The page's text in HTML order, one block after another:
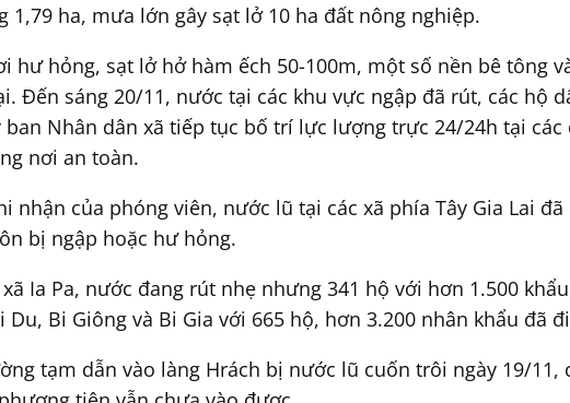
1,79 ha, mưa lớn gây sạt lở 10 ha đất nông nghiệp.
hư hỏng, sạt lở hở hàm ếch 50-100m, một số nền bê tông
Đến sáng 20/11, nước tại các khu vực ngập đã rút, các hộ
Nhân dân xã tiếp tục bố trí lực lượng trực 24/24h tại
nơi an toàn.
nhận của phóng viên, nước lũ tại các xã phía Tây Gia Lai
bị ngập hoặc hư hỏng.
Ia Pa, nước đang rút nhẹ nhưng 341 hộ với hơn 1.500
Du, Bi Giông và Bi Gia với 665 hộ, hơn 3.200 nhân khẩu đã
tạm dẫn vào làng Hrách bị nước lũ cuốn trôi ngày 19/